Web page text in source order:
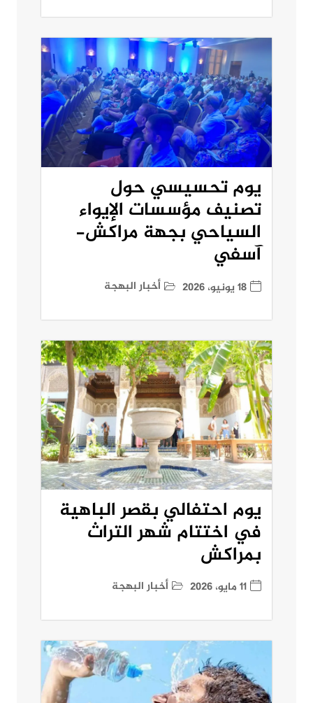
يوم تحسيسي حول
تصنيف مؤسسات الإيواء
السياحي بجهة مراكش-
آسفي
18 يونيو، 2026 أخبار البهجة
يوم احتفالي بقصر الباهية
في اختتام شهر التراث
بمراكش
11 مايو، 2026 أخبار البهجة